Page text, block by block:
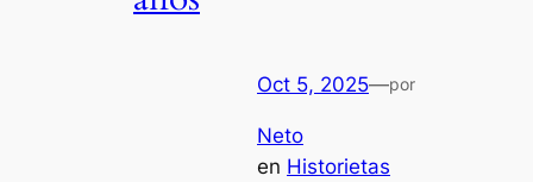
Oct 5, 2025—por
Neto
en Historietas